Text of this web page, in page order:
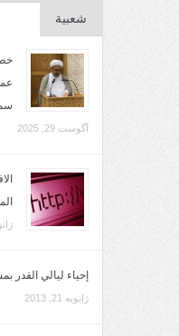
شعبية
آگوست 29, 2025
ژانویه
إحياء ليالي القدر
ژانویه 21, 2013